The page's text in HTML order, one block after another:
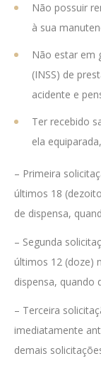
Não possuir
à sua
​Não estar em
(INSS) de
acidente e
​Ter recebido
ela
– Primeira
últimos 18
de dispensa,
– Segunda
últimos 12 (doze)
dispensa, quando
– Terceira
imediatamente
demais